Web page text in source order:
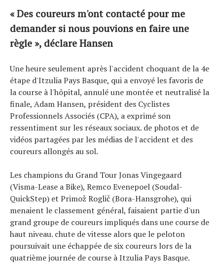
« Des coureurs m'ont contacté pour me
demander si nous pouvions en faire une
règle », déclare Hansen
Une heure seulement après l'accident choquant de la 4e
étape d'Itzulia Pays Basque, qui a envoyé les favoris de
la course à l'hôpital, annulé une montée et neutralisé la
finale, Adam Hansen, président des Cyclistes
Professionnels Associés (CPA), a exprimé son
ressentiment sur les réseaux sociaux. de photos et de
vidéos partagées par les médias de l'accident et des
coureurs allongés au sol.
Les champions du Grand Tour Jonas Vingegaard
(Visma-Lease a Bike), Remco Evenepoel (Soudal-
QuickStep) et Primož Roglič (Bora-Hansgrohe), qui
menaient le classement général, faisaient partie d'un
grand groupe de coureurs impliqués dans une course de
haut niveau. chute de vitesse alors que le peloton
poursuivait une échappée de six coureurs lors de la
quatrième journée de course à Itzulia Pays Basque.
Actualités
Technologies
Tests de produits
Conseils
Tendances
Tous nos articles